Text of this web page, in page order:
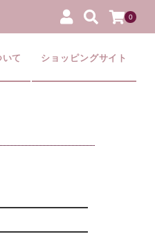
0
て ショッピングサイト